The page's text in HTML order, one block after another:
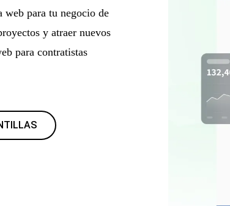
para tu negocio de
y atraer nuevos
para contratistas